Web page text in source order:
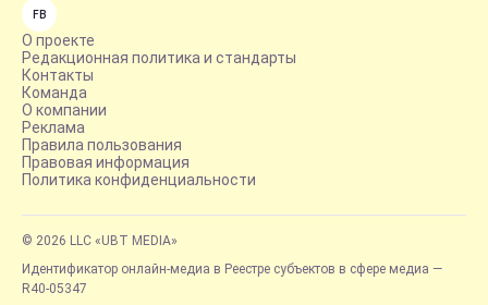
FB
О проекте
Редакционная политика и стандарты
Контакты
Команда
О компании
Реклама
Правила пользования
Правовая информация
Политика конфиденциальности
© 2026 LLC «UBT MEDIA»
Идентификатор онлайн-медиа в Реестре субъектов в сфере медиа —
R40-05347